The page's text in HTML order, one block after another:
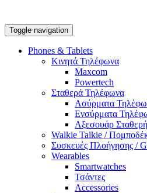
Toggle navigation
Phones & Tablets
Κινητά Τηλέφωνα
Maxcom
Powertech
Σταθερά Τηλέφωνα
Ασύρματα
Ενσύρματα
Αξεσουάρ
Walkie Talkie /
Συσκευές Πλοήγησης /
Wearables
Smartwatches
Τσάντες
Accessories